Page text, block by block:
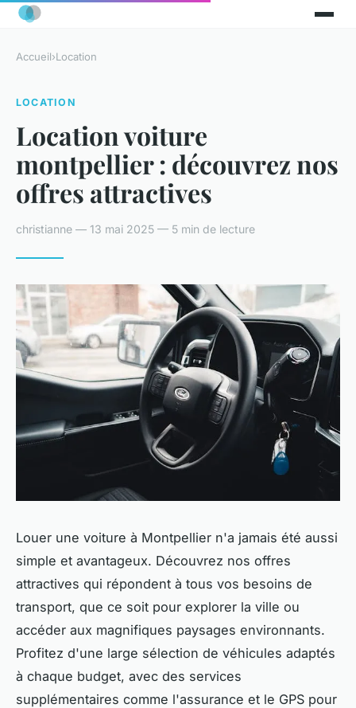
Accueil›Location
LOCATION
Location voiture
montpellier : découvrez nos
offres attractives
christianne — 13 mai 2025 — 5 min de lecture
Louer une voiture à Montpellier n'a jamais été aussi
simple et avantageux. Découvrez nos offres
attractives qui répondent à tous vos besoins de
transport, que ce soit pour explorer la ville ou
accéder aux magnifiques paysages environnants.
Profitez d'une large sélection de véhicules adaptés
à chaque budget, avec des services
supplémentaires comme l'assurance et le GPS pour